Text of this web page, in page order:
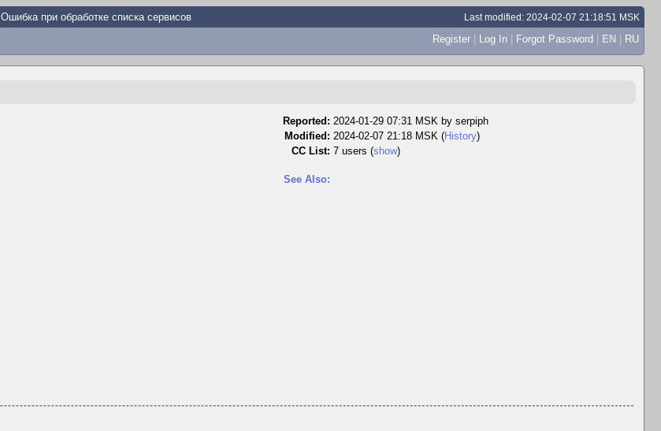
Ошибка при обработке списка сервисов Last modified: 2024-02-07 21:18:51 MSK
Register | Log In | Forgot Password | EN | RU
Reported: 2024-01-29 07:31 MSK by serpiph
Modified: 2024-02-07 21:18 MSK (History)
CC List: 7 users (show)
See Also: